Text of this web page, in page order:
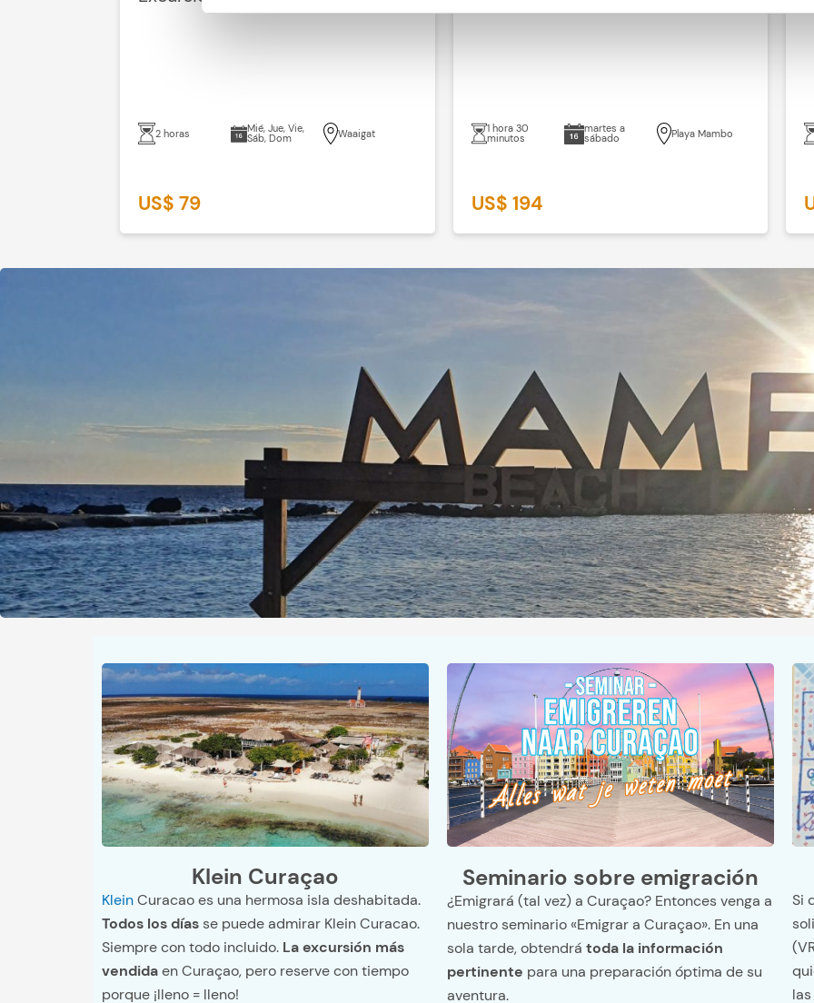
2 horas Mié, Jue, Vie,
Sáb, Dom Waaigat
US$ 79
1 hora 30
minutos
martes a
sábado Playa Mambo
US$ 194
Klein Curaçao
KleinCuracao es una hermosa isla deshabitada.
Todos los díasse puede admirar Klein Curacao.
Siempre con todo incluido. La excursión más
vendidaen Curaçao, pero reserve con tiempo
porque ¡lleno = lleno!
Seminario sobre emigración
¿Emigrará (tal vez) a Curaçao? Entonces venga a
nuestro seminario «Emigrar a Curaçao». En una
sola tarde, obtendrá toda la información
pertinente para una preparación óptima de su
aventura.
Si